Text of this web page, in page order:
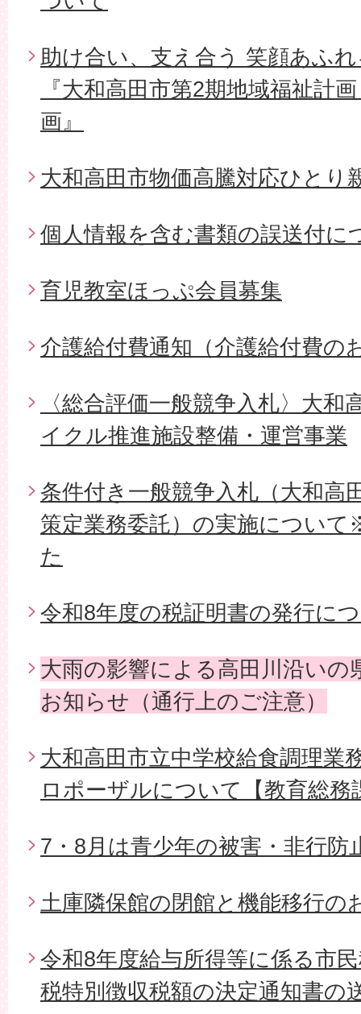
助け合い、支え合う 笑顔あふ
『大和高田市第2期地域福祉計
画』
大和高田市物価高騰対応ひとり
個人情報を含む書類の誤送付に
育児教室ほっぷ会員募集
介護給付費通知（介護給付費の
〈総合評価一般競争入札〉大
イクル推進施設整備・運営事業
条件付き一般競争入札（大和高
策定業務委託）の実施につい
た
令和8年度の税証明書の発行に
大雨の影響による高田川沿いの
お知らせ（通行上のご注意）
大和高田市立中学校給食調理業
ロポーザルについて【教育総務
7・8月は青少年の被害・非行防
土庫隣保館の閉館と機能移行の
令和8年度給与所得等に係る市
税特別徴収税額の決定通知書の